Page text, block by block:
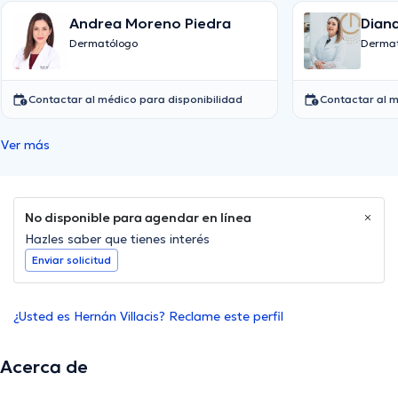
Andrea Moreno Piedra
Dermatólogo
Contactar al médico para disponibilidad Contactar al
Ver más
No disponible para agendar en línea
Hazles saber que tienes interés
Enviar solicitud
¿Usted es Hernán Villacis? Reclame este perfil
Acerca de